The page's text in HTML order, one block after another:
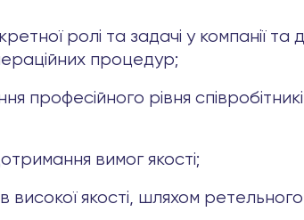
ролі та задачі у компанії та
процедур;
професійного рівня
вимог якості;
високої якості, шляхом